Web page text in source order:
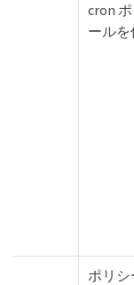
cron
ールを
ポリシ